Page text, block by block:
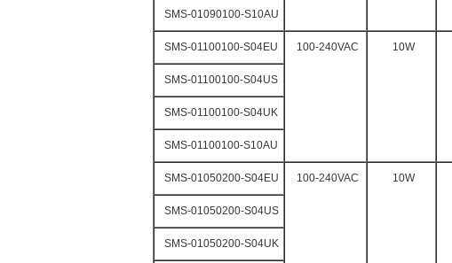
SMS-01090100-S10AU
SMS-01100100-S04EU 100-240VAC 10W
SMS-01100100-S04US
SMS-01100100-S04UK
SMS-01100100-S10AU
SMS-01050200-S04EU 100-240VAC 10W
SMS-01050200-S04US
SMS-01050200-S04UK